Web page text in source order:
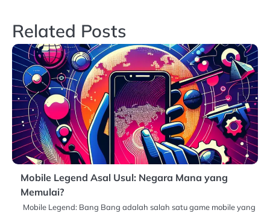
Related Posts
Mobile Legend Asal Usul: Negara Mana yang
Memulai?
Mobile Legend: Bang Bang adalah salah satu game mobile yang